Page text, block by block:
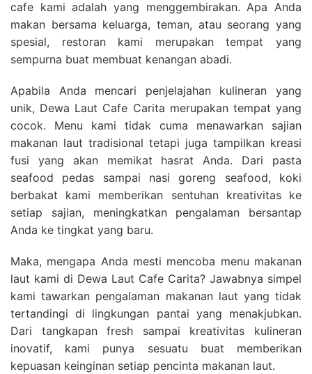
cafe kami adalah yang menggembirakan. Apa Anda
makan bersama keluarga, teman, atau seorang yang
spesial, restoran kami merupakan tempat yang
sempurna buat membuat kenangan abadi.
Apabila Anda mencari penjelajahan kulineran yang
unik, Dewa Laut Cafe Carita merupakan tempat yang
cocok. Menu kami tidak cuma menawarkan sajian
makanan laut tradisional tetapi juga tampilkan kreasi
fusi yang akan memikat hasrat Anda. Dari pasta
seafood pedas sampai nasi goreng seafood, koki
berbakat kami memberikan sentuhan kreativitas ke
setiap sajian, meningkatkan pengalaman bersantap
Anda ke tingkat yang baru.
Maka, mengapa Anda mesti mencoba menu makanan
laut kami di Dewa Laut Cafe Carita? Jawabnya simpel
kami tawarkan pengalaman makanan laut yang tidak
tertandingi di lingkungan pantai yang menakjubkan.
Dari tangkapan fresh sampai kreativitas kulineran
inovatif, kami punya sesuatu buat memberikan
kepuasan keinginan setiap pencinta makanan laut.